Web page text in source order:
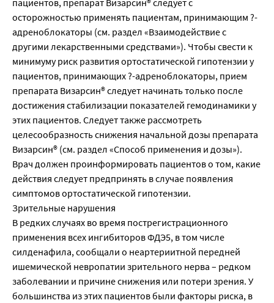
пациентов, препарат Визарсин® следует с
осторожностью применять пациентам, принимающим ?-
адреноблокаторы (см. раздел «Взаимодействие с
другими лекарственными средствами»). Чтобы свести к
минимуму риск развития ортостатической гипотензии у
пациентов, принимающих ?-адреноблокаторы, прием
препарата Визарсин® следует начинать только после
достижения стабилизации показателей гемодинамики у
этих пациентов. Следует также рассмотреть
целесообразность снижения начальной дозы препарата
Визарсин® (см. раздел «Способ применения и дозы»).
Врач должен проинформировать пациентов о том, какие
действия следует предпринять в случае появления
симптомов ортостатической гипотензии.
Зрительные нарушения
В редких случаях во время пострегистрационного
применения всех ингибиторов ФДЭ5, в том числе
силденафила, сообщали о неартериитной передней
ишемической невропатии зрительного нерва – редком
заболевании и причине снижения или потери зрения. У
большинства из этих пациентов были факторы риска, в